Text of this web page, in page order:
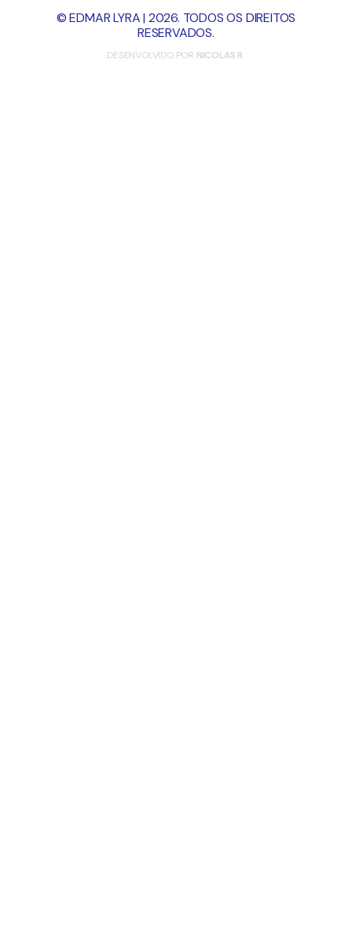
© EDMAR LYRA | 2026. TODOS OS DIREITOS
RESERVADOS.
DESENVOLVIDO POR NICOLAS R.